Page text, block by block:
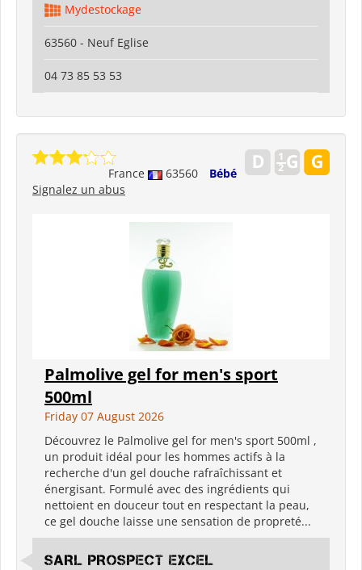
Mydestockage
63560 - Neuf Eglise
04 73 85 53 53
France 63560
Bébé
Signalez un abus
Palmolive gel for men's sport
500ml
Friday 07 August 2026
Découvrez le Palmolive gel for men's sport 500ml ,
un produit idéal pour les hommes actifs à la
recherche d'un gel douche rafraîchissant et
énergisant. Formulé avec des ingrédients qui
nettoient en douceur tout en respectant la peau,
ce gel douche laisse une sensation de propreté...
SARL PROSPECT EXCEL